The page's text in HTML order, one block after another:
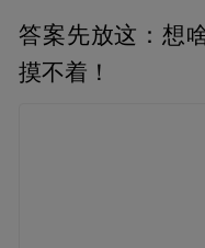
答案先放这：想
摸不着！